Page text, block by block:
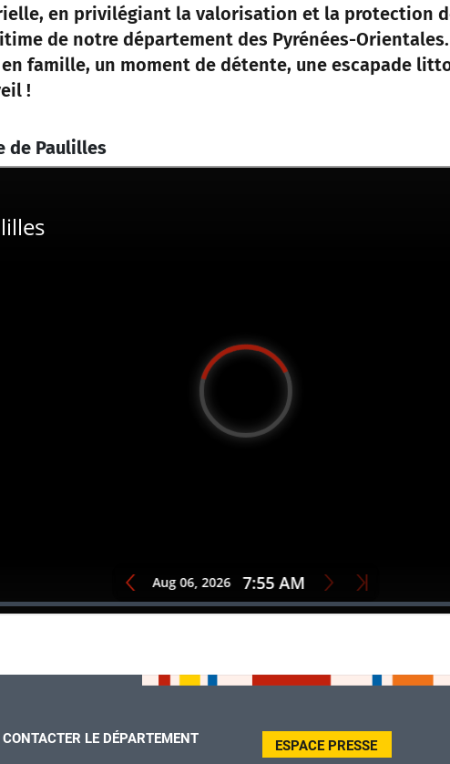
en privilégiant la valorisation et la protection
de notre département des Pyrénées-
famille, un moment de détente, une escapade
!
de Paulilles
CONTACTER LE DÉPARTEMENT ESPACE PRESSE